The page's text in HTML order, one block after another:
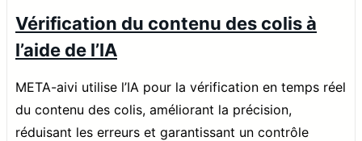
Vérification du contenu des colis à
l’aide de l’IA
META-aivi utilise l’IA pour la vérification en temps réel
du contenu des colis, améliorant la précision,
réduisant les erreurs et garantissant un contrôle